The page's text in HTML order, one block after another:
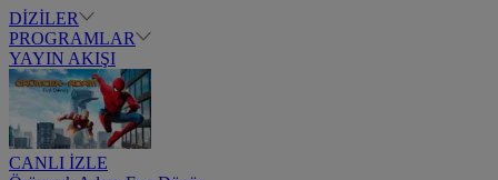
DİZİLER
PROGRAMLAR
YAYIN AKIŞI
CANLI İZLE